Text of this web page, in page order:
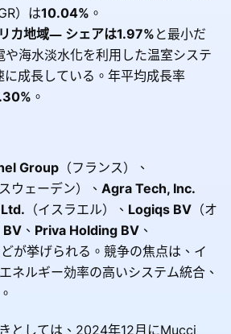
）は10.04% 。
カ地域― シェアは1.97% と最小だ
や海水淡水化を利用した温室システ
に成長している。年平均成長率
。
Group （フランス）、
スウェーデン）、 Agra Tech, Inc.
（イスラエル）、 Logiqs BV （オ
、 Priva Holding BV 、
が挙げられる。競争の焦点は、イ
ネルギー効率の高いシステム統合、
としては、2024年12月にMucci